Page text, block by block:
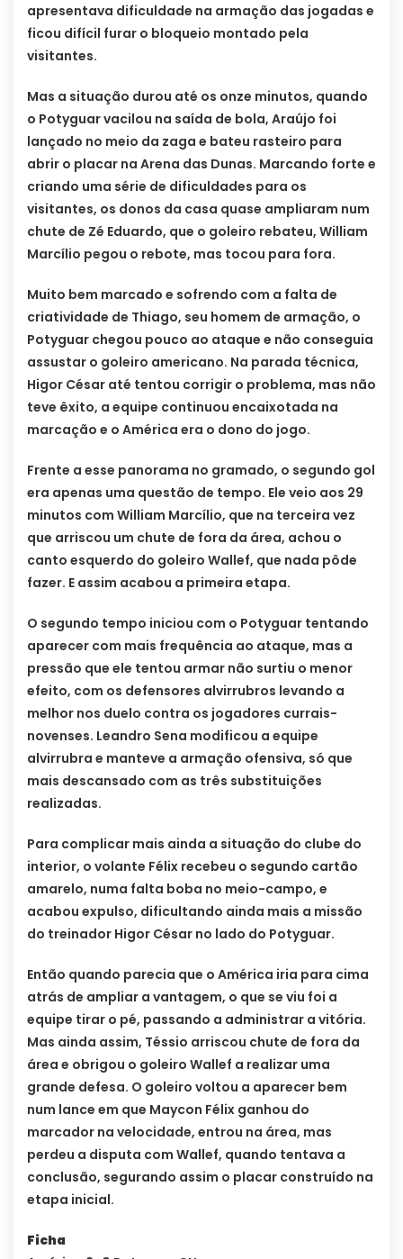
apresentava dificuldade na armação das jogadas e
ficou difícil furar o bloqueio montado pela
visitantes.
Mas a situação durou até os onze minutos, quando
o Potyguar vacilou na saída de bola, Araújo foi
lançado no meio da zaga e bateu rasteiro para
abrir o placar na Arena das Dunas. Marcando forte e
criando uma série de dificuldades para os
visitantes, os donos da casa quase ampliaram num
chute de Zé Eduardo, que o goleiro rebateu, William
Marcílio pegou o rebote, mas tocou para fora.
Muito bem marcado e sofrendo com a falta de
criatividade de Thiago, seu homem de armação, o
Potyguar chegou pouco ao ataque e não conseguia
assustar o goleiro americano. Na parada técnica,
Higor César até tentou corrigir o problema, mas não
teve êxito, a equipe continuou encaixotada na
marcação e o América era o dono do jogo.
Frente a esse panorama no gramado, o segundo gol
era apenas uma questão de tempo. Ele veio aos 29
minutos com William Marcílio, que na terceira vez
que arriscou um chute de fora da área, achou o
canto esquerdo do goleiro Wallef, que nada pôde
fazer. E assim acabou a primeira etapa.
O segundo tempo iniciou com o Potyguar tentando
aparecer com mais frequência ao ataque, mas a
pressão que ele tentou armar não surtiu o menor
efeito, com os defensores alvirrubros levando a
melhor nos duelo contra os jogadores currais-
novenses. Leandro Sena modificou a equipe
alvirrubra e manteve a armação ofensiva, só que
mais descansado com as três substituições
realizadas.
Para complicar mais ainda a situação do clube do
interior, o volante Félix recebeu o segundo cartão
amarelo, numa falta boba no meio-campo, e
acabou expulso, dificultando ainda mais a missão
do treinador Higor César no lado do Potyguar.
Então quando parecia que o América iria para cima
atrás de ampliar a vantagem, o que se viu foi a
equipe tirar o pé, passando a administrar a vitória.
Mas ainda assim, Téssio arriscou chute de fora da
área e obrigou o goleiro Wallef a realizar uma
grande defesa. O goleiro voltou a aparecer bem
num lance em que Maycon Félix ganhou do
marcador na velocidade, entrou na área, mas
perdeu a disputa com Wallef, quando tentava a
conclusão, segurando assim o placar construído na
etapa inicial.
Ficha